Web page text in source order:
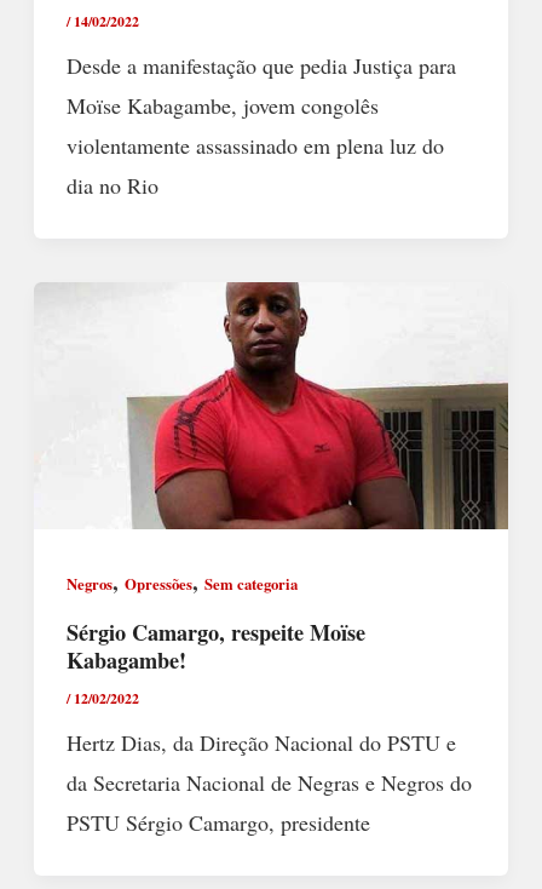
/14/02/2022
Desde a manifestação que pedia Justiça para
Moïse Kabagambe, jovem congolês
violentamente assassinado em plena luz do
dia no Rio
Negros, Opressões, Sem categoria
Sérgio Camargo, respeite Moïse
Kabagambe!
/12/02/2022
Hertz Dias, da Direção Nacional do PSTU e
da Secretaria Nacional de Negras e Negros do
PSTU Sérgio Camargo, presidente